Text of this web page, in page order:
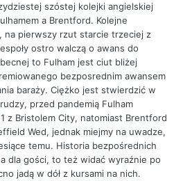
szóstej kolejki angielskiej
a Brentford. Kolejne
na pierwszy rzut starcie trzeciej z
ostro walczą o awans do
to Fulham jest ciut bliżej
bezposrednim awansem
baraży. Ciężko jest stwierdzić w
przed pandemią Fulham
z Bristolem City, natomiast Brentford
Wed, jednak miejmy na uwadze,
temu. Historia bezpośrednich
dla gości, to też widać wyraźnie po
jadą w dół z kursami na nich.